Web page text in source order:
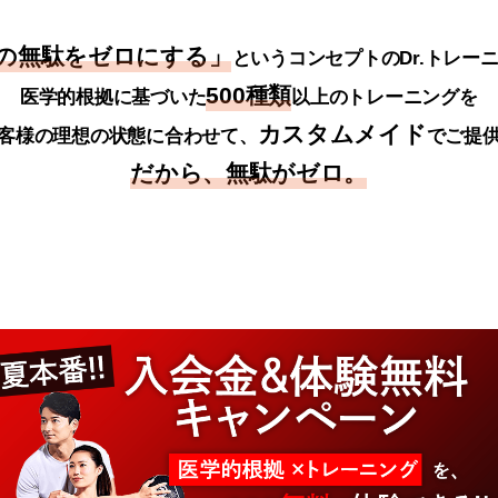
無駄をゼロにする」 というコンセプトのDr.トレーニ
医学的根拠に基づいた500種類以上のトレーニングを
様の理想の状態に合わせて、
カスタムメイドでご提供
だから、無駄がゼロ。